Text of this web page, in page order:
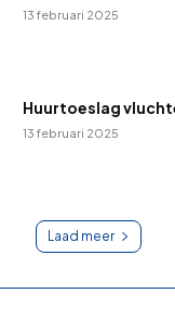
13 februari 2025
Huurtoeslag
13 februari 2025
Laad meer